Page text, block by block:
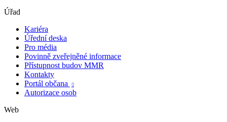
Úřad
Kariéra
Úřední deska
Pro média
Povinně zveřejněné informace
Přístupnost budov MMR
Kontakty
Portál občana

Autorizace osob
Web